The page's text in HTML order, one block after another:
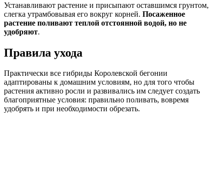
Устанавливают растение и присыпают оставшимся грунтом,
слегка утрамбовывая его вокруг корней. Посаженное
растение поливают теплой отстоянной водой, но не
удобряют.
Правила ухода
Практически все гибриды Королевской бегонии
адаптированы к домашним условиям, но для того чтобы
растения активно росли и развивались им следует создать
благоприятные условия: правильно поливать, вовремя
удобрять и при необходимости обрезать.